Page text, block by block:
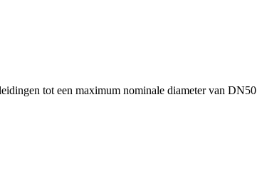
tot een maximum nominale diameter van DN50